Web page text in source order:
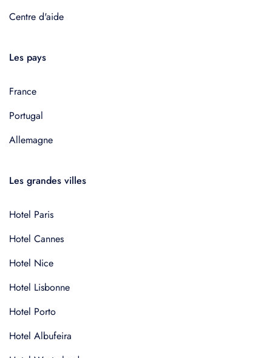
Centre d'aide
Les pays
France
Portugal
Allemagne
Les grandes villes
Hotel Paris
Hotel Cannes
Hotel Nice
Hotel Lisbonne
Hotel Porto
Hotel Albufeira